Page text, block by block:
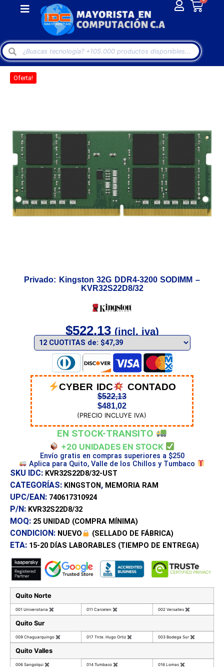
Oferta!
Privado: Kingston 32G DDR4-3200 SODIMM –
KVR32S22D8/32
$522,13 (incl. iva)
CYBER IDC CONTADO
$522,13
$481,02
(PRECIO INCLUYE IVA)
EN STOCK-TRANSITO
+20 UNIDADES EN STOCK
Envío gratis en compras superiores a $250
Aplica para Quito, Valle de los Chillos y Tumbaco
SKU IDC: KVR32S22D8/32-UST
CATEGORÍAS: KINGSTON, MEMORIA RAM
UPC/EAN: 740617310924
P/N: KVR32S22D8/32
MOQ: 25 UNIDAD (COMPRA MÍNIMA)
CONDICION: NUEVO (SELLADO DE FÁBRICA)
ETA: 15-20 DÍAS LABORABLES (TIEMPO DE ENTREGA)
Quito Norte
001 Universitaria ✖ 011 Carcelen ✖ 002 Versalles ✖
Quito Sur
009 Chaguarquingo ✖ 017 Tnte. Hugo Ortiz ✖ 003 Bodega Sur ✖
Quito Valles
006 Sangolqui ✖ 014 Tumbaco ✖ 016 Lomas ✖